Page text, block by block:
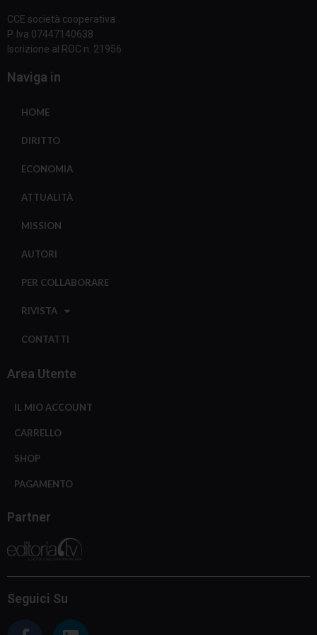
CCE società cooperativa
P. Iva 07447140638
Iscrizione al ROC n. 21956
Naviga in
HOME
DIRITTO
ECONOMIA
ATTUALITÀ
MISSION
AUTORI
PER COLLABORARE
RIVISTA
CONTATTI
Area Utente
IL MIO ACCOUNT
CARRELLO
SHOP
PAGAMENTO
Partner
Seguici Su